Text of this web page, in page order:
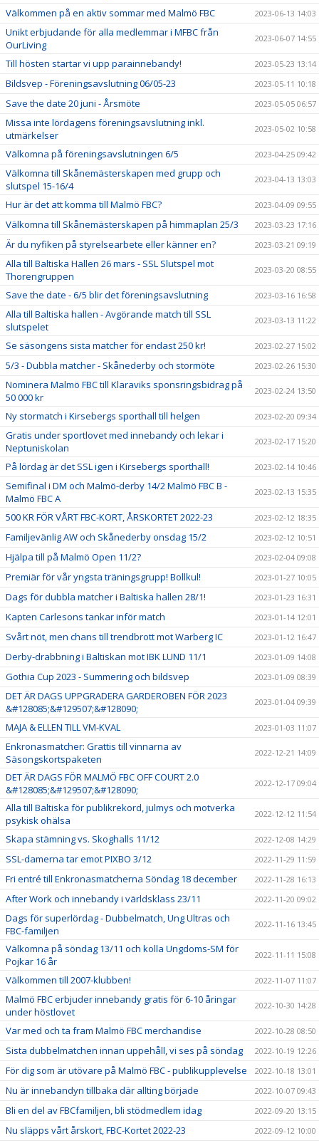
Välkommen på en aktiv sommar med Malmö FBC 2023-06-13 14:03
Unikt erbjudande för alla medlemmar i MFBC från
OurLiving
2023-06-07 14:55
Till hösten startar vi upp parainnebandy! 2023-05-23 13:14
Bildsvep - Föreningsavslutning 06/05-23 2023-05-11 10:18
Save the date 20 juni - Årsmöte 2023-05-05 06:57
Missa inte lördagens föreningsavslutning inkl.
utmärkelser
2023-05-02 10:58
Välkomna på föreningsavslutningen 6/5 2023-04-25 09:42
Välkomna till Skånemästerskapen med grupp och
slutspel 15-16/4
2023-04-13 13:03
Hur är det att komma till Malmö FBC? 2023-04-09 09:55
Välkomna till Skånemästerskapen på himmaplan 25/3 2023-03-23 17:16
Är du nyfiken på styrelsearbete eller känner en? 2023-03-21 09:19
Alla till Baltiska Hallen 26 mars - SSL Slutspel mot
Thorengruppen
2023-03-20 08:55
Save the date - 6/5 blir det föreningsavslutning 2023-03-16 16:58
Alla till Baltiska hallen - Avgörande match till SSL
slutspelet
2023-03-13 11:22
Se säsongens sista matcher för endast 250 kr! 2023-02-27 15:02
5/3 - Dubbla matcher - Skånederby och stormöte 2023-02-26 15:30
Nominera Malmö FBC till Klaraviks sponsringsbidrag på
50 000 kr
2023-02-24 13:50
Ny stormatch i Kirsebergs sporthall till helgen 2023-02-20 09:34
Gratis under sportlovet med innebandy och lekar i
Neptuniskolan
2023-02-17 15:20
På lördag är det SSL igen i Kirsebergs sporthall! 2023-02-14 10:46
Semifinal i DM och Malmö-derby 14/2 Malmö FBC B -
Malmö FBC A
2023-02-13 15:35
500 KR FÖR VÅRT FBC-KORT, ÅRSKORTET 2022-23 2023-02-12 18:35
Familjevänlig AW och Skånederby onsdag 15/2 2023-02-12 10:51
Hjälpa till på Malmö Open 11/2? 2023-02-04 09:08
Premiär för vår yngsta träningsgrupp! Bollkul! 2023-01-27 10:05
Dags för dubbla matcher i Baltiska hallen 28/1! 2023-01-23 16:31
Kapten Carlesons tankar inför match 2023-01-14 12:01
Svårt nöt, men chans till trendbrott mot Warberg IC 2023-01-12 16:47
Derby-drabbning i Baltiskan mot IBK LUND 11/1 2023-01-09 14:08
Gothia Cup 2023 - Summering och bildsvep 2023-01-09 08:39
DET ÄR DAGS UPPGRADERA GARDEROBEN FÖR 2023
&#128085;&#129507;&#128090;
2023-01-04 09:39
MAJA & ELLEN TILL VM-KVAL 2023-01-03 11:07
Enkronasmatcher: Grattis till vinnarna av
Säsongskortspaketen
2022-12-21 14:09
DET ÄR DAGS FÖR MALMÖ FBC OFF COURT 2.0
&#128085;&#129507;&#128090;
2022-12-17 09:04
Alla till Baltiska för publikrekord, julmys och motverka
psykisk ohälsa
2022-12-12 11:54
Skapa stämning vs. Skoghalls 11/12 2022-12-08 14:29
SSL-damerna tar emot PIXBO 3/12 2022-11-29 11:59
Fri entré till Enkronasmatcherna Söndag 18 december 2022-11-28 16:13
After Work och innebandy i världsklass 23/11 2022-11-20 09:02
Dags för superlördag - Dubbelmatch, Ung Ultras och
FBC-familjen
2022-11-16 13:45
Välkomna på söndag 13/11 och kolla Ungdoms-SM för
Pojkar 16 år
2022-11-11 15:08
Välkommen till 2007-klubben! 2022-11-07 11:07
Malmö FBC erbjuder innebandy gratis för 6-10 åringar
under höstlovet
2022-10-30 14:28
Var med och ta fram Malmö FBC merchandise 2022-10-28 08:50
Sista dubbelmatchen innan uppehåll, vi ses på söndag 2022-10-19 12:26
För dig som är utövare på Malmö FBC - publikupplevelse 2022-10-18 13:01
Nu är innebandyn tillbaka där allting började 2022-10-07 09:43
Bli en del av FBCfamiljen, bli stödmedlem idag 2022-09-20 13:15
Nu släpps vårt årskort, FBC-Kortet 2022-23 2022-09-12 10:00